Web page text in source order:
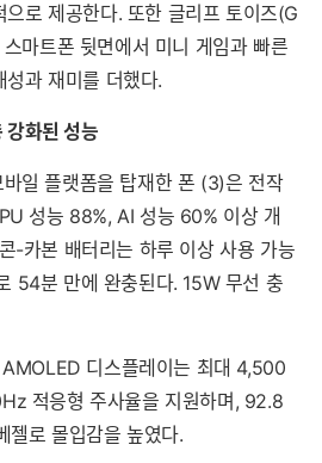
로 제공한다. 또한 글리프 토이즈(G
마트폰 뒷면에서 미니 게임과 빠른
과 재미를 더했다.
강화된 성능
일 플랫폼을 탑재한 폰 (3)은 전작
성능 88%, AI 성능 60% 이상 개
-카본 배터리는 하루 이상 사용 가능
54분 만에 완충된다. 15W 무선 충
디스플레이는 최대 4,500
적응형 주사율을 지원하며, 92.8
젤로 몰입감을 높였다.